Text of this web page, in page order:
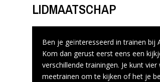
LIDMAATSCHAP
Ben je geïnteresseerd in trainen bij
Kom dan gerust eerst eens een
verschillende trainingen. Je kunt
meetrainen om te kijken of het je